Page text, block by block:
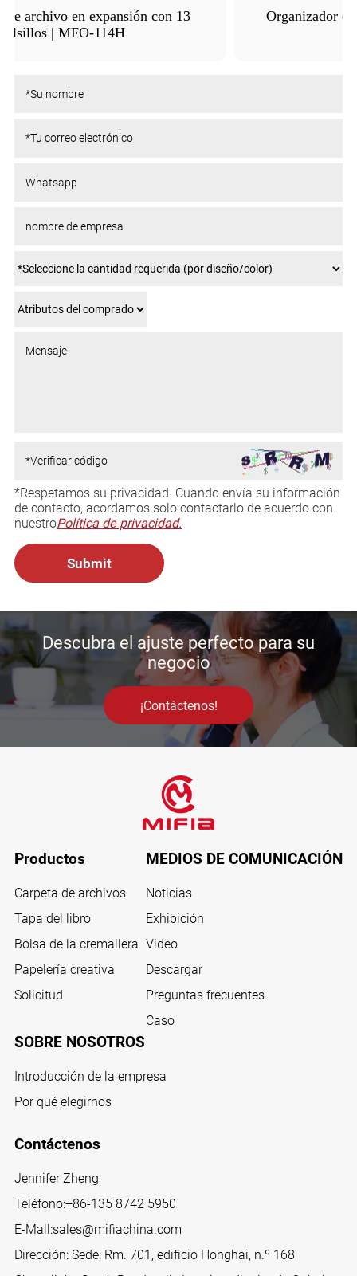
Organizador de archivos expansivo de brillo |
*Respetamos su privacidad. Cuando envía su información
de contacto, acordamos solo contactarlo de acuerdo con
nuestroPolítica de privacidad.
Descubra el ajuste perfecto para su
negocio
¡Contáctenos!
Productos
Carpeta de archivos
Tapa del libro
Bolsa de la cremallera
Papelería creativa
Solicitud
MEDIOS DE COMUNICACIÓN
Noticias
Exhibición
Video
Descargar
Preguntas frecuentes
Caso
SOBRE NOSOTROS
Introducción de la empresa
Por qué elegirnos
Contáctenos
Jennifer Zheng
Teléfono:+86-135 8742 5950
E-Mall:sales@mifiachina.com
Dirección: Sede: Rm. 701, edificio Honghai, n.º 168